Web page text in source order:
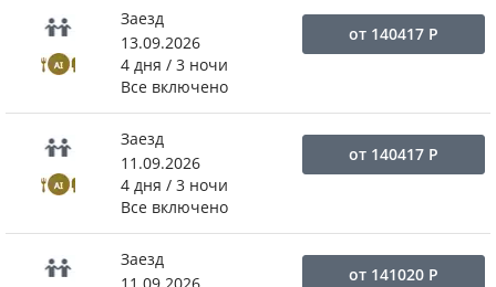
Заезд
13.09.2026
4 дня / 3 ночи
Все включено
от 140417 Р
Заезд
11.09.2026
4 дня / 3 ночи
Все включено
от 140417 Р
Заезд
от 141020 Р